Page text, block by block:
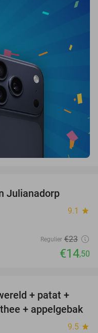
Julianadorp
9.1 star
Regulier €23
€14,50
23%
+ patat +
+ appelgebak
9.5 star